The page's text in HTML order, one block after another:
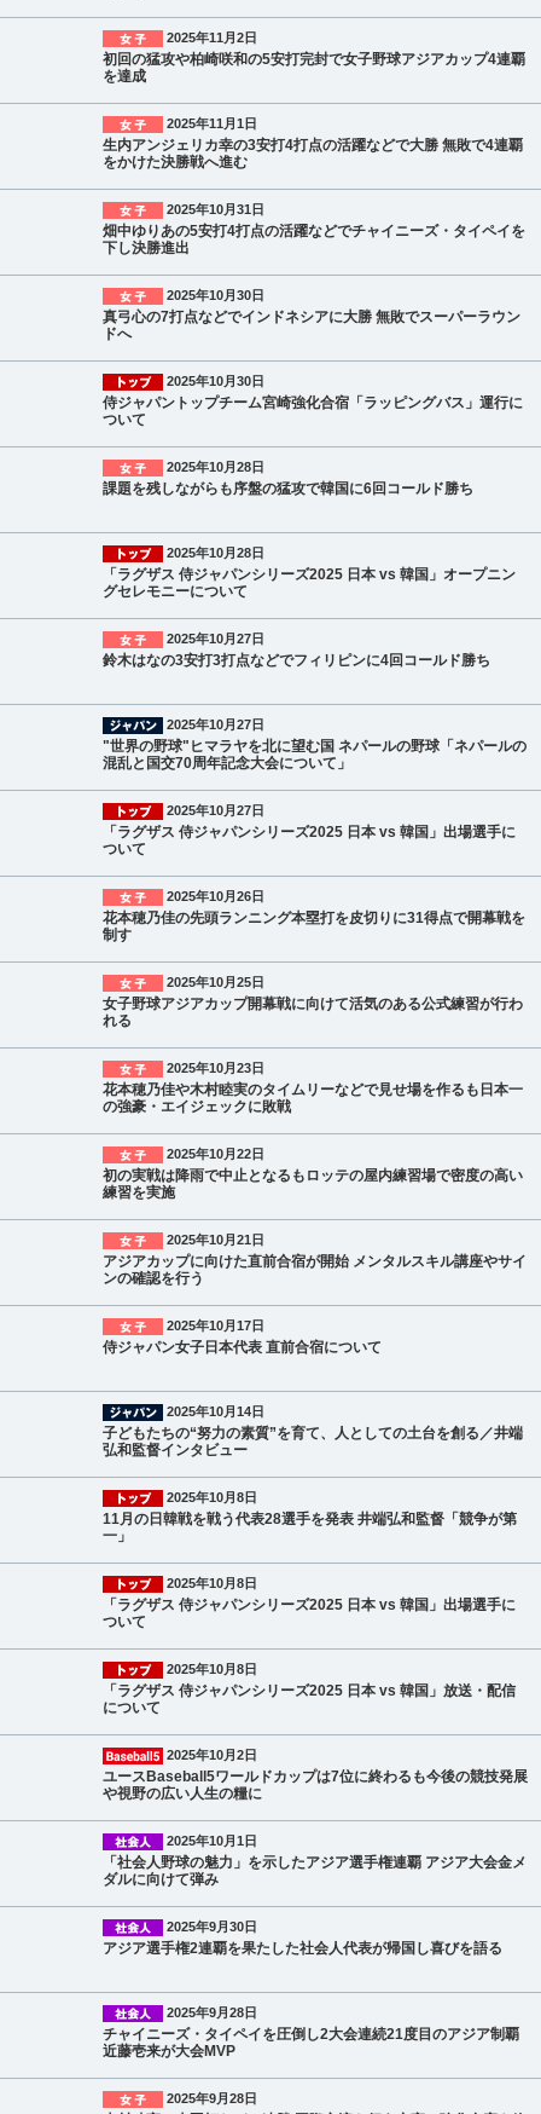
2025年11月2日
初回の猛攻や柏崎咲和の5安打完封で女子野球アジアカップ4連覇
を達成
2025年11月1日
生内アンジェリカ幸の3安打4打点の活躍などで大勝 無敗で4連覇
をかけた決勝戦へ進む
2025年10月31日
畑中ゆりあの5安打4打点の活躍などでチャイニーズ・タイペイを
下し決勝進出
2025年10月30日
真弓心の7打点などでインドネシアに大勝 無敗でスーパーラウン
ドへ
2025年10月30日
侍ジャパントップチーム宮崎強化合宿「ラッピングバス」運行に
ついて
2025年10月28日
課題を残しながらも序盤の猛攻で韓国に6回コールド勝ち
2025年10月28日
「ラグザス 侍ジャパンシリーズ2025 日本 vs 韓国」オープニン
グセレモニーについて
2025年10月27日
鈴木はなの3安打3打点などでフィリピンに4回コールド勝ち
2025年10月27日
"世界の野球"ヒマラヤを北に望む国 ネパールの野球「ネパールの
混乱と国交70周年記念大会について」
2025年10月27日
「ラグザス 侍ジャパンシリーズ2025 日本 vs 韓国」出場選手に
ついて
2025年10月26日
花本穂乃佳の先頭ランニング本塁打を皮切りに31得点で開幕戦を
制す
2025年10月25日
女子野球アジアカップ開幕戦に向けて活気のある公式練習が行わ
れる
2025年10月23日
花本穂乃佳や木村睦実のタイムリーなどで見せ場を作るも日本一
の強豪・エイジェックに敗戦
2025年10月22日
初の実戦は降雨で中止となるもロッテの屋内練習場で密度の高い
練習を実施
2025年10月21日
アジアカップに向けた直前合宿が開始 メンタルスキル講座やサイ
ンの確認を行う
2025年10月17日
侍ジャパン女子日本代表 直前合宿について
2025年10月14日
子どもたちの“努力の素質”を育て、人としての土台を創る／井端
弘和監督インタビュー
2025年10月8日
11月の日韓戦を戦う代表28選手を発表 井端弘和監督「競争が第
一」
2025年10月8日
「ラグザス 侍ジャパンシリーズ2025 日本 vs 韓国」出場選手に
ついて
2025年10月8日
「ラグザス 侍ジャパンシリーズ2025 日本 vs 韓国」放送・配信
について
2025年10月2日
ユースBaseball5ワールドカップは7位に終わるも今後の競技発展
や視野の広い人生の糧に
2025年10月1日
「社会人野球の魅力」を示したアジア選手権連覇 アジア大会金メ
ダルに向けて弾み
2025年9月30日
アジア選手権2連覇を果たした社会人代表が帰国し喜びを語る
2025年9月28日
チャイニーズ・タイペイを圧倒し2大会連続21度目のアジア制覇
近藤壱来が大会MVP
2025年9月28日